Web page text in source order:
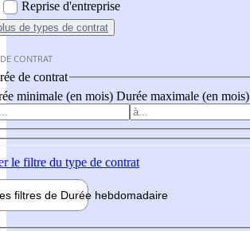
Reprise d'entreprise
de types de contrat
CONTRAT
de contrat
minimale (en mois) Durée maximale (en mois)
le filtre du type de contrat
filtres de Durée hebdomadaire